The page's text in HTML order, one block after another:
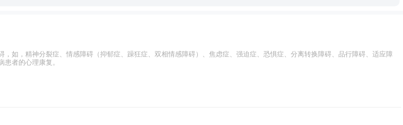
如，精神分裂症、情感障碍（抑郁症、躁狂症、双相情感障碍）、焦虑症、强迫症、恐惧症、分离转换障碍、品行障碍、适应障
者的心理康复。